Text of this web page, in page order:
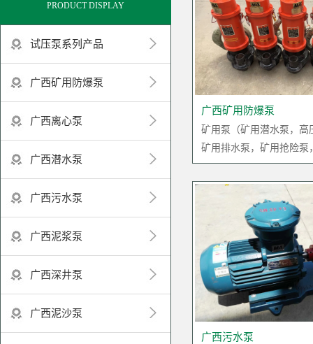
PRODUCT DISPLAY
试压泵系列产品
广西矿用防爆泵
广西离心泵
广西潜水泵
广西污水泵
广西泥浆泵
广西深井泵
广西泥沙泵
广西矿用防爆泵
矿用泵（矿用潜水泵，高
矿用排水泵，矿用抢险泵
广西污水泵